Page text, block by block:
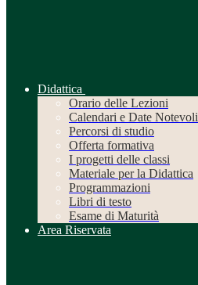
Didattica
Orario delle Lezioni
Calendari e Date Notevoli
Percorsi di studio
Offerta formativa
I progetti delle classi
Materiale per la Didattica
Programmazioni
Libri di testo
Esame di Maturità
Area Riservata